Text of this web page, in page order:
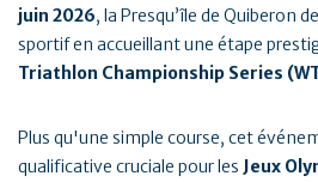
juin 2026, la Presqu’île de Quiberon
sportif en accueillant une étape
Triathlon Championship Series
Plus qu'une simple course, cet
qualificative cruciale pour les Jeux